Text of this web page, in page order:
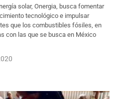
solar, Onergia, busca fomentar
tecnológico e impulsar
que los combustibles fósiles, en
con las que se busca en México